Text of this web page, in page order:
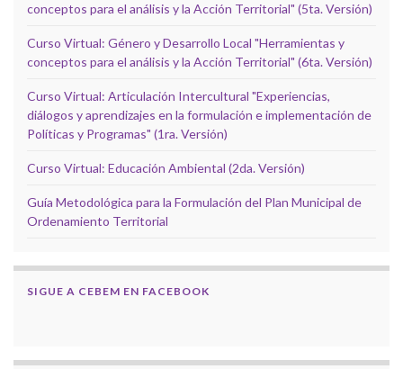
conceptos para el análisis y la Acción Territorial" (5ta. Versión)
Curso Virtual: Género y Desarrollo Local "Herramientas y
conceptos para el análisis y la Acción Territorial" (6ta. Versión)
Curso Virtual: Articulación Intercultural "Experiencias,
diálogos y aprendizajes en la formulación e implementación de
Políticas y Programas" (1ra. Versión)
Curso Virtual: Educación Ambiental (2da. Versión)
Guía Metodológica para la Formulación del Plan Municipal de
Ordenamiento Territorial
SIGUE A CEBEM EN FACEBOOK